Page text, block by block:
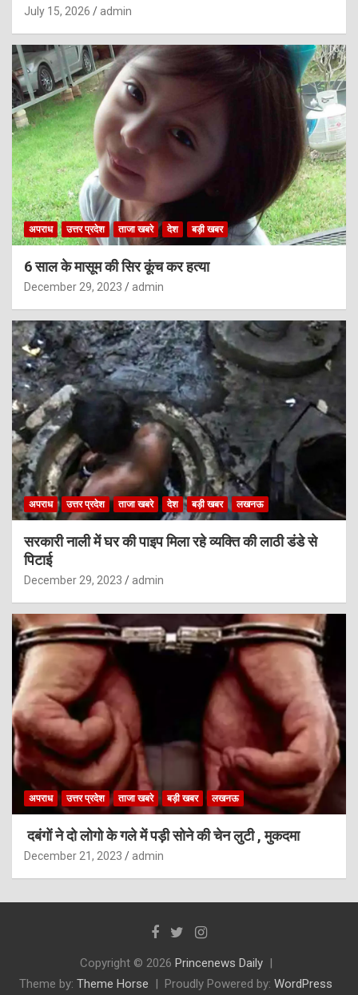
July 15, 2026 admin
अपराध उत्तर प्रदेश ताजा खबरे देश बड़ी खबर
6 साल के मासूम की सिर कूंच कर हत्या
December 29, 2023 admin
अपराध उत्तर प्रदेश ताजा खबरे देश बड़ी खबर लखनऊ
सरकारी नाली में घर की पाइप मिला रहे व्यक्ति की लाठी डंडे से
पिटाई
December 29, 2023 admin
अपराध उत्तर प्रदेश ताजा खबरे बड़ी खबर लखनऊ
दबंगों ने दो लोगो के गले में पड़ी सोने की चेन लुटी , मुकदमा
December 21, 2023 admin
Copyright © 2026 Princenews Daily
Theme by: Theme Horse Proudly Powered by: WordPress